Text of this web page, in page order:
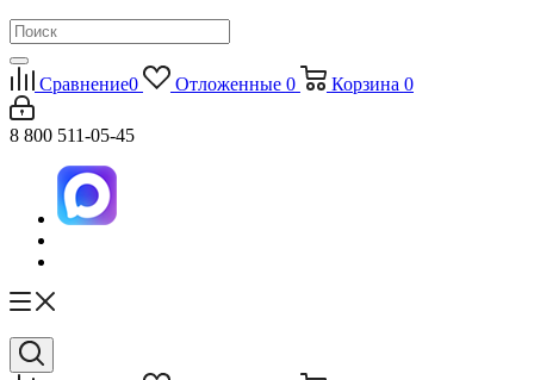
Сравнение0 Отложенные 0 Корзина 0
8 800 511-05-45